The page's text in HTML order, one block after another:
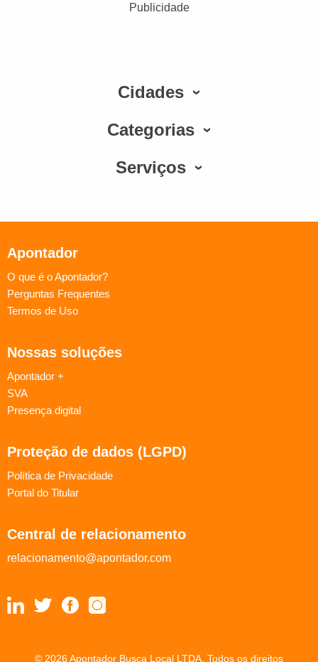
Publicidade
Cidades
Categorias
Serviços
Apontador
O que é o Apontador?
Perguntas Frequentes
Termos de Uso
Nossas soluções
Apontador +
SVA
Presença digital
Proteção de dados (LGPD)
Política de Privacidade
Portal do Titular
Central de relacionamento
relacionamento@apontador.com
© 2026 Apontador Busca Local LTDA. Todos os direitos